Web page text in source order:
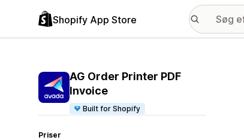
Shopify App Store
AG Order Printer PDF
Invoice
Built for Shopify
Priser